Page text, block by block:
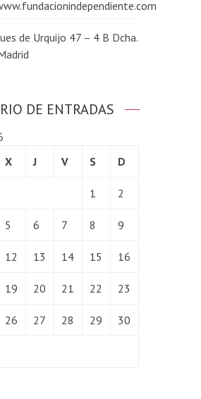
de Urquijo 47 – 4 B Dcha.
DE ENTRADAS
X J V S D
1 2
5 6 7 8 9
12 13 14 15 16
19 20 21 22 23
26 27 28 29 30